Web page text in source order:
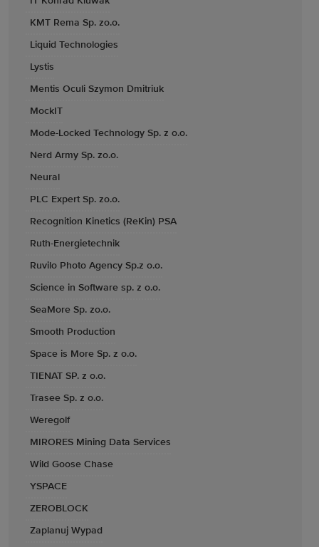
KMT Rema Sp. zo.o.
Liquid Technologies
Lystis
Mentis Oculi Szymon Dmitriuk
MockIT
Mode-Locked Technology Sp. z o.o.
Nerd Army Sp. zo.o.
Neural
PLC Expert Sp. zo.o.
Recognition Kinetics (ReKin) PSA
Ruth-Energietechnik
Ruvilo Photo Agency Sp.z o.o.
Science in Software sp. z o.o.
SeaMore Sp. zo.o.
Smooth Production
Space is More Sp. z o.o.
TIENAT SP. z o.o.
Trasee Sp. z o.o.
Weregolf
MIRORES Mining Data Services
Wild Goose Chase
YSPACE
ZEROBLOCK
Zaplanuj Wypad